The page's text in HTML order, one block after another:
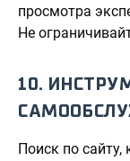
просмотра
Не
10.
Поиск по сайту,